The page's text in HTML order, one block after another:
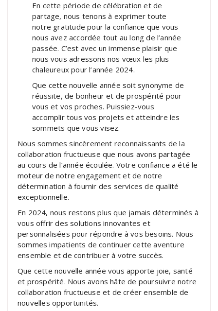
En cette période de célébration et de
partage, nous tenons à exprimer toute
notre gratitude pour la confiance que vous
nous avez accordée tout au long de l’année
passée. C’est avec un immense plaisir que
nous vous adressons nos vœux les plus
chaleureux pour l’année 2024.
Que cette nouvelle année soit synonyme de
réussite, de bonheur et de prospérité pour
vous et vos proches. Puissiez-vous
accomplir tous vos projets et atteindre les
sommets que vous visez.
Nous sommes sincèrement reconnaissants de la
collaboration fructueuse que nous avons partagée
au cours de l’année écoulée. Votre confiance a été le
moteur de notre engagement et de notre
détermination à fournir des services de qualité
exceptionnelle.
En 2024, nous restons plus que jamais déterminés à
vous offrir des solutions innovantes et
personnalisées pour répondre à vos besoins. Nous
sommes impatients de continuer cette aventure
ensemble et de contribuer à votre succès.
Que cette nouvelle année vous apporte joie, santé
et prospérité. Nous avons hâte de poursuivre notre
collaboration fructueuse et de créer ensemble de
nouvelles opportunités.